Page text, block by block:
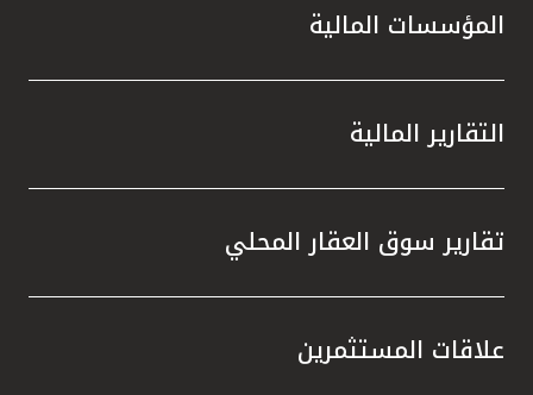
المؤسسات المالية
التقارير المالية
تقارير سوق العقار المحلي
علاقات المستثمرين